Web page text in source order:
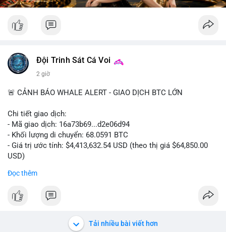
Đội Trinh Sát Cá Voi
2 giờ
🚨 CẢNH BÁO WHALE ALERT - GIAO DỊCH BTC LỚN
Chi tiết giao dịch:
- Mã giao dịch: 16a73b69...d2e06d94
- Khối lượng di chuyển: 68.0591 BTC
- Giá trị ước tính: $4,413,632.54 USD (theo thị giá $64,850.00
USD)
luân chuyển trong một giao dịch duy nhất cho thấy dấu hiệu
mức giá dao động quanh vùng $64,850, hành vi này có thể là
bước chuẩn bị cho một lệnh bán lớn trên sàn tập trung, tạo áp
Đọc thêm
Tải nhiều bài viết hơn